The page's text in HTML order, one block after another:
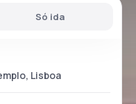
Só ida